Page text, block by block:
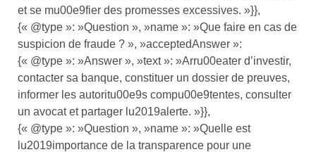
et se mu00e9fier des promesses excessives. »}},
{« @type »: »Question », »name »: »Que faire en cas de
suspicion de fraude ? », »acceptedAnswer »:
{« @type »: »Answer », »text »: »Arru00eater d’investir,
contacter sa banque, constituer un dossier de preuves,
informer les autoritu00e9s compu00e9tentes, consulter
un avocat et partager lu2019alerte. »}},
{« @type »: »Question », »name »: »Quelle est
lu2019importance de la transparence pour une